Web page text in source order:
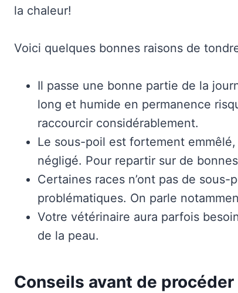
la chaleur!
Voici quelques bonnes raisons de
Il passe une bonne partie de la
long et humide en permanence
raccourcir considérablement.
Le sous-poil est fortement
négligé. Pour repartir sur de
Certaines races n’ont pas de
problématiques. On parle
Votre vétérinaire aura parfois
de la peau.
Conseils avant de